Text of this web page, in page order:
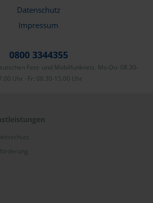
Datenschutz
Impressum
0800 3344355
Fest- und Mobilfunknetz. Mo-Do: 08.30-
Uhr · Fr: 08.30-15.00 Uhr